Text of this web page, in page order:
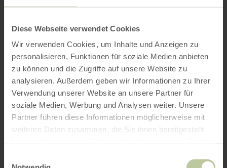
Diese Webseite verwendet Cookies
Wir verwenden Cookies, um Inhalte und Anzeigen zu
personalisieren, Funktionen für soziale Medien anbieten
zu können und die Zugriffe auf unsere Website zu
analysieren. Außerdem geben wir Informationen zu Ihrer
Verwendung unserer Website an unsere Partner für
soziale Medien, Werbung und Analysen weiter. Unsere
Partner führen diese Informationen möglicherweise mit
weiteren Daten zusammen, die Sie ihnen bereitgestellt